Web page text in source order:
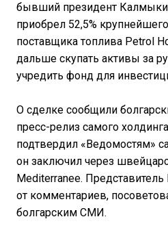
бывший президент
приобрел 52,5%
поставщика топлива Petrol
дальше скупать активы за
учредить фонд для
О сделке сообщили
пресс-релиз самого
подтвердил «Ведомостям»
он заключил через
Mediterranee. Представитель
от комментариев,
болгарским СМИ.